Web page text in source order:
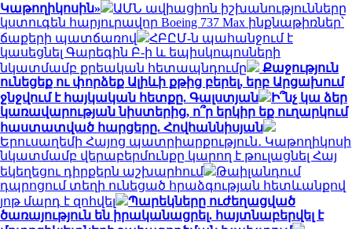
Կաթողիկոսին»
ԱՄՆ ավիացիոն իշխանությունները
կստուգեն հարյուրավոր Boeing 737 Max ինքնաթիռներ՝
ճաքերի պատճառով
ՀԲԸՄ-ն պահանջում է
կասեցնել Գարեգին Բ-ի և եպիսկոպոսների
նկատմամբ քրեական հետապնդումը
Քաջություն
ունեցեք ու փորձեք Ալիևի քթից բերել, երբ Արցախում
ջնջվում է հայկական հետքը. Գալստյան
Ի՞նչ կա ձեր
կառավարության նիստերից, ո՞ր երկիր եք ուղարկում
հաստատված հարցերը. Հովհաննիսյան
Երուսաղեմի Հայոց պատրիարքություն․ Կաթողիկոսի
նկատմամբ վերաբերմունքը կարող է թուլացնել Հայ
եկեղեցու դիրքերն աշխարհում
Թաիլանդում
դպրոցում տեղի ունեցած հրաձգության հետևանքով
յոթ մարդ է զոհվել
Պարեկները ուժեղացված
ծառայություն են իրականացրել. հայտնաբերվել է